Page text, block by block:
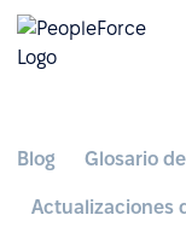
Blog Glosario de
Actualizaciones